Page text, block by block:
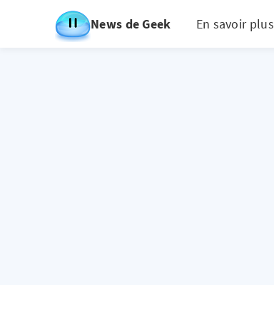
News de Geek En savoir plus